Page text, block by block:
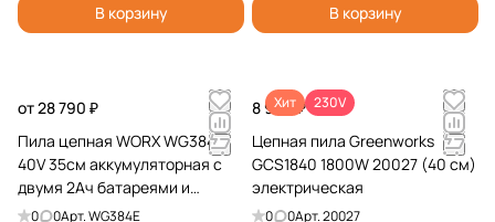
В корзину В корзину
от 28 790 ₽
Пила цепная WORX WG384E
40V 35см аккумуляторная с
двумя 2Ач батареями и
двойной 2А зарядкой
0 0Арт.WG384E
Хит 230V
8 990 ₽
Цепная пила Greenworks
GCS1840 1800W 20027 (40 см)
электрическая
0 0Арт.20027